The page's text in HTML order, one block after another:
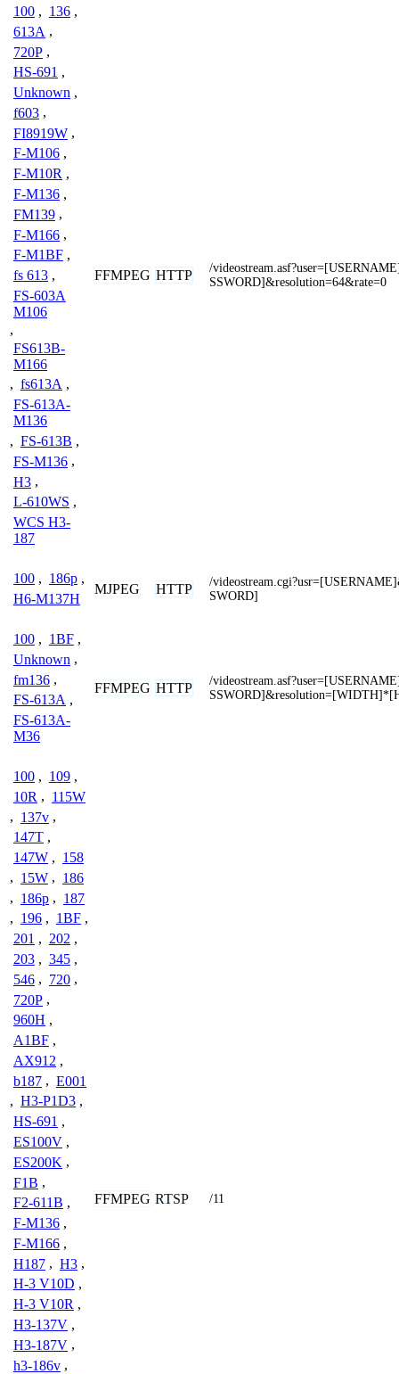
100 , 136 ,
613A ,
720P ,
HS-691 ,
Unknown ,
f603 ,
FI8919W ,
F-M106 ,
F-M10R ,
F-M136 ,
FM139 ,
F-M166 ,
F-M1BF ,
fs 613 ,
FS-603A
M106
,
FS613B-
M166
, fs613A ,
FS-613A-
M136
, FS-613B ,
FS-M136 ,
H3 ,
L-610WS ,
WCS H3-
187
FFMPEG HTTP
/
SSWORD]&resolution=64&rate=0
100 , 186p ,
H6-M137H
MJPEG HTTP
/
SWORD]
100 , 1BF ,
Unknown ,
fm136 ,
FS-613A ,
FS-613A-
M36
FFMPEG HTTP
/
100 , 109 ,
10R , 115W
, 137v ,
147T ,
147W , 158
, 15W , 186
, 186p , 187
, 196 , 1BF ,
201 , 202 ,
203 , 345 ,
546 , 720 ,
720P ,
960H ,
A1BF ,
AX912 ,
b187 , E001
, H3-P1D3 ,
HS-691 ,
ES100V ,
ES200K ,
F1B ,
F2-611B ,
F-M136 ,
F-M166 ,
H187 , H3 ,
H-3 V10D ,
H-3 V10R ,
H3-137V ,
H3-187V ,
h3-186v ,
FFMPEG RTSP /11